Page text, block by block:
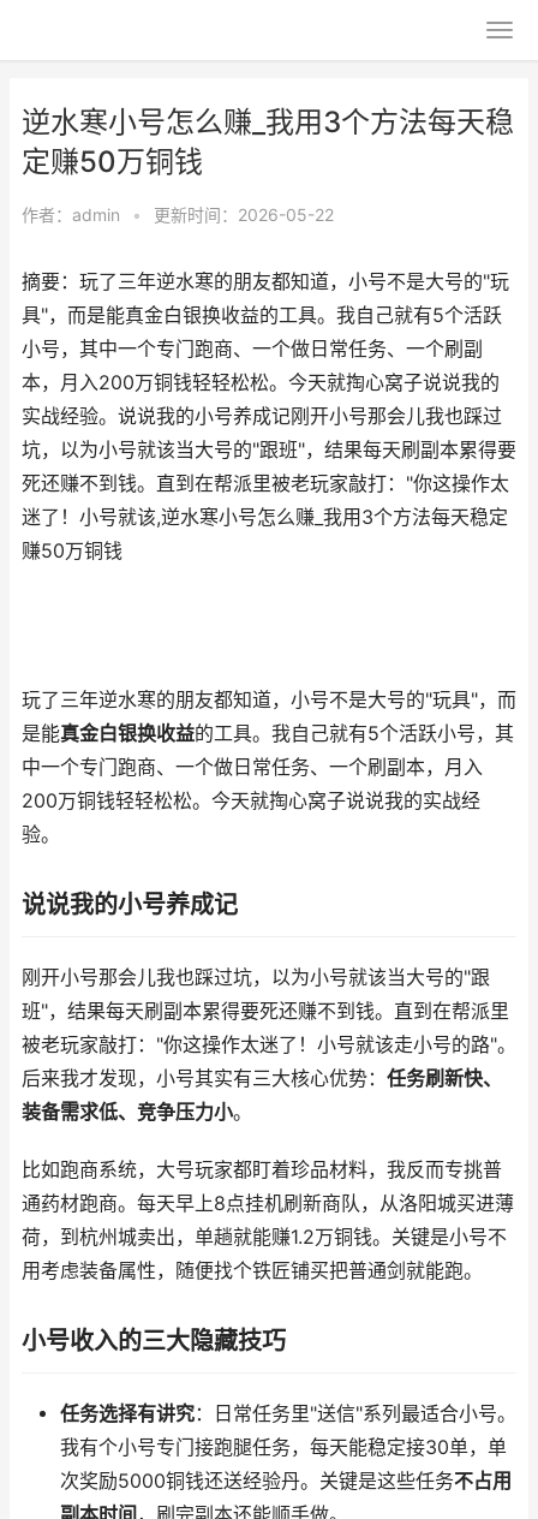
逆水寒小号怎么赚_我用3个方法每天稳
定赚50万铜钱
作者： admin • 更新时间：2026-05-22
摘要：玩了三年逆水寒的朋友都知道，小号不是大号的"玩
具"，而是能真金白银换收益的工具。我自己就有5个活跃
小号，其中一个专门跑商、一个做日常任务、一个刷副
本，月入200万铜钱轻轻松松。今天就掏心窝子说说我的
实战经验。说说我的小号养成记刚开小号那会儿我也踩过
坑，以为小号就该当大号的"跟班"，结果每天刷副本累得要
死还赚不到钱。直到在帮派里被老玩家敲打："你这操作太
迷了！小号就该,逆水寒小号怎么赚_我用3个方法每天稳定
赚50万铜钱
玩了三年逆水寒的朋友都知道，小号不是大号的"玩具"，而
是能真金白银换收益的工具。我自己就有5个活跃小号，其
中一个专门跑商、一个做日常任务、一个刷副本，月入
200万铜钱轻轻松松。今天就掏心窝子说说我的实战经
验。
说说我的小号养成记
刚开小号那会儿我也踩过坑，以为小号就该当大号的"跟
班"，结果每天刷副本累得要死还赚不到钱。直到在帮派里
被老玩家敲打："你这操作太迷了！小号就该走小号的路"。
后来我才发现，小号其实有三大核心优势： 任务刷新快、
装备需求低、竞争压力小。
比如跑商系统，大号玩家都盯着珍品材料，我反而专挑普
通药材跑商。每天早上8点挂机刷新商队，从洛阳城买进薄
荷，到杭州城卖出，单趟就能赚1.2万铜钱。关键是小号不
用考虑装备属性，随便找个铁匠铺买把普通剑就能跑。
小号收入的三大隐藏技巧
任务选择有讲究：日常任务里"送信"系列最适合小号。
我有个小号专门接跑腿任务，每天能稳定接30单，单
次奖励5000铜钱还送经验丹。关键是这些任务不占用